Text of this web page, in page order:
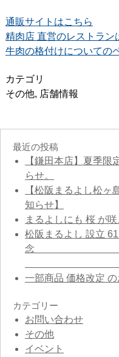
通販サイトはこちら
精肉店 直営のレストラン
牛肉の格付けについての
カテゴリ
その他, 店舗情報
最近の投稿
【鎌田本店】夏季限
らせ。
【松阪まるよし松ヶ
知らせ】
まるよしにも 桜 が咲
松阪まるよし 設立
一部商品 価格改定 の
カテゴリー
お問い合わせ
その他
イベント